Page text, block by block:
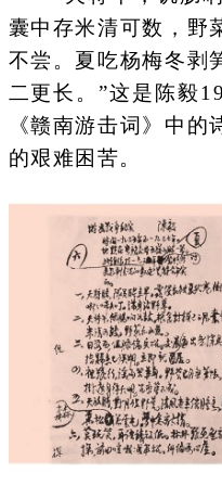
囊中存米清可数，野
不尝。夏吃杨梅冬剥
二更长。”这是陈毅
《赣南游击词》中
的艰难困苦。